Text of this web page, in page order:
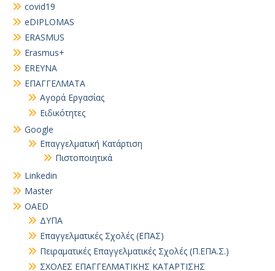
covid19
eDIPLOMAS
ERASMUS
Erasmus+
EREYNA
EΠΑΓΓΕΛΜΑΤΑ
Αγορά Εργασίας
Ειδικότητες
Google
Επαγγελματική Κατάρτιση
Πιστοποιητικά
Linkedin
Master
OAED
ΔΥΠΑ
Επαγγελματικές Σχολές (ΕΠΑΣ)
Πειραματικές Επαγγελματικές Σχολές (Π.ΕΠΑ.Σ.)
ΣΧΟΛΕΣ ΕΠΑΓΓΕΛΜΑΤΙΚΗΣ ΚΑΤΑΡΤΙΣΗΣ